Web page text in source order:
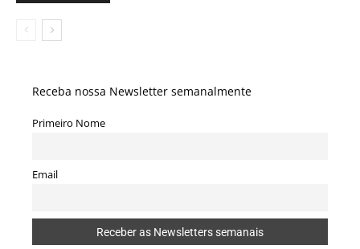
Receba nossa Newsletter semanalmente
Primeiro Nome
Email